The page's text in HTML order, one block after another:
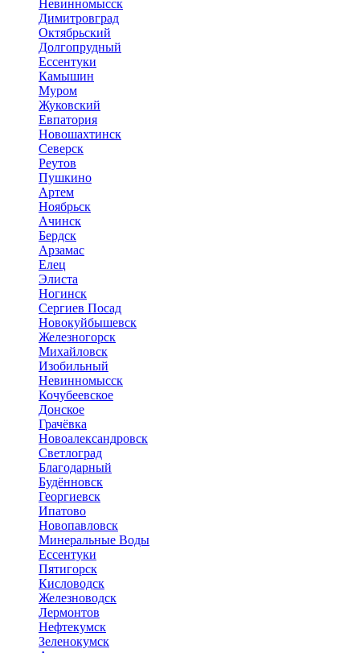
Невинномысск
Димитровград
Октябрьский
Долгопрудный
Ессентуки
Камышин
Муром
Жуковский
Евпатория
Новошахтинск
Северск
Реутов
Пушкино
Артем
Ноябрьск
Ачинск
Бердск
Арзамас
Елец
Элиста
Ногинск
Сергиев Посад
Новокуйбышевск
Железногорск
Михайловск
Изобильный
Невинномысск
Кочубеевское
Донское
Грачёвка
Новоалександровск
Светлоград
Благодарный
Будённовск
Георгиевск
Ипатово
Новопавловск
Минеральные Воды
Ессентуки
Пятигорск
Кисловодск
Железноводск
Лермонтов
Нефтекумск
Зеленокумск